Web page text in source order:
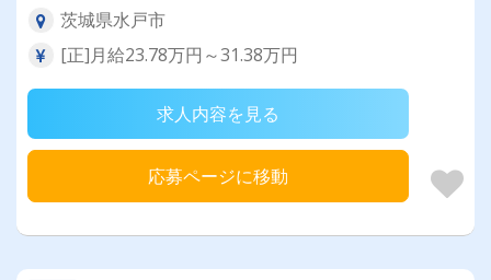
茨城県水戸市
[正]月給23.78万円～31.38万円
求人内容を見る
応募ページに移動